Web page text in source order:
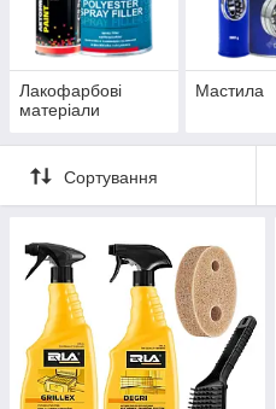
Лакофарбові
матеріали
Мастила
Сортування